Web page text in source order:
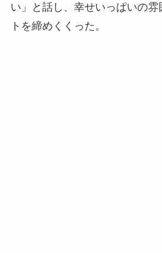
い」と話し、幸せいっぱいの
トを締めくくった。